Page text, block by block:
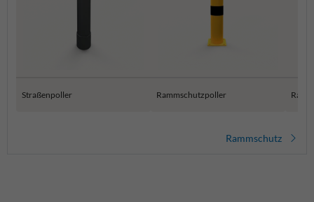
Straßenpoller Rammschutzpoller
Rammschutz